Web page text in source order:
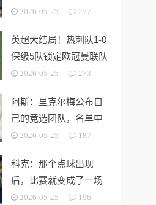
解决的终极问题
2026-05-25 277
英超大结局！热刺队1-0
保级5队锁定欧冠曼联队
第3切尔西无缘欧战
2026-05-25 273
阿斯：里克尔梅公布自
己的竞选团队，名单中
包括多名企业家
2026-05-25 187
科克：那个点球出现
后，比赛就变成了一场
灾难
2026-05-25 196